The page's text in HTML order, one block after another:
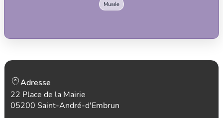
Musée
Adresse
22 Place de la Mairie
05200 Saint-André-d'Embrun